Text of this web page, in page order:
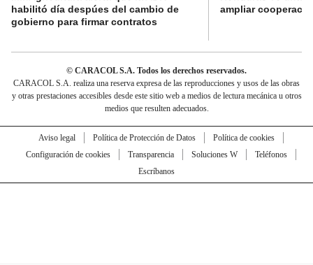
habilitó día despúes del cambio de
gobierno para firmar contratos
ampliar
© CARACOL S.A. Todos los derechos reservados.
CARACOL S.A. realiza una reserva expresa de las reproducciones y usos de las obras
y otras prestaciones accesibles desde este sitio web a medios de lectura mecánica u otros
medios que resulten adecuados.
Aviso legal Política de Protección de Datos
Política de cookies
Configuración de cookies
Transparencia Soluciones W
Teléfonos
Escríbanos